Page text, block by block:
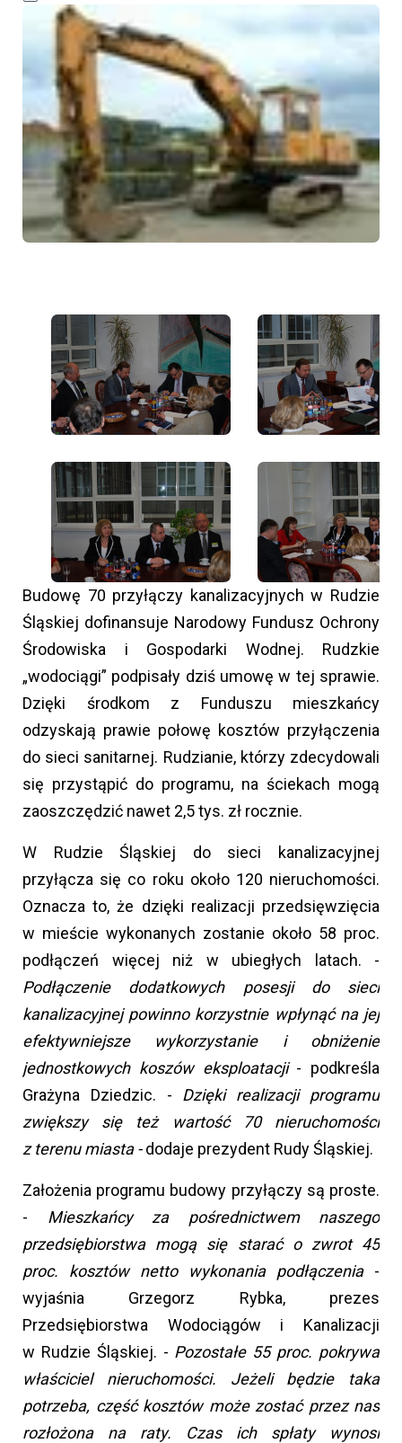
Budowę 70 przyłączy kanalizacyjnych w Rudzie
Śląskiej dofinansuje Narodowy Fundusz Ochrony
Środowiska i Gospodarki Wodnej. Rudzkie
„wodociągi” podpisały dziś umowę w tej sprawie.
Dzięki środkom z Funduszu mieszkańcy
odzyskają prawie połowę kosztów przyłączenia
do sieci sanitarnej. Rudzianie, którzy zdecydowali
się przystąpić do programu, na ściekach mogą
zaoszczędzić nawet 2,5 tys. zł rocznie.
W Rudzie Śląskiej do sieci kanalizacyjnej
przyłącza się co roku około 120 nieruchomości.
Oznacza to, że dzięki realizacji przedsięwzięcia
w mieście wykonanych zostanie około 58 proc.
podłączeń więcej niż w ubiegłych latach. -
Podłączenie dodatkowych posesji do sieci
kanalizacyjnej powinno korzystnie wpłynąć na jej
efektywniejsze wykorzystanie i obniżenie
jednostkowych koszów eksploatacji- podkreśla
Grażyna Dziedzic. - Dzięki realizacji programu
zwiększy się też wartość 70 nieruchomości
z terenu miasta -dodaje prezydent Rudy Śląskiej.
Założenia programu budowy przyłączy są proste.
- Mieszkańcy za pośrednictwem naszego
przedsiębiorstwa mogą się starać o zwrot 45
proc. kosztów netto wykonania podłączenia-
wyjaśnia Grzegorz Rybka, prezes
Przedsiębiorstwa Wodociągów i Kanalizacji
w Rudzie Śląskiej. - Pozostałe 55 proc. pokrywa
właściciel nieruchomości. Jeżeli będzie taka
potrzeba, część kosztów może zostać przez nas
rozłożona na raty. Czas ich spłaty wynosi